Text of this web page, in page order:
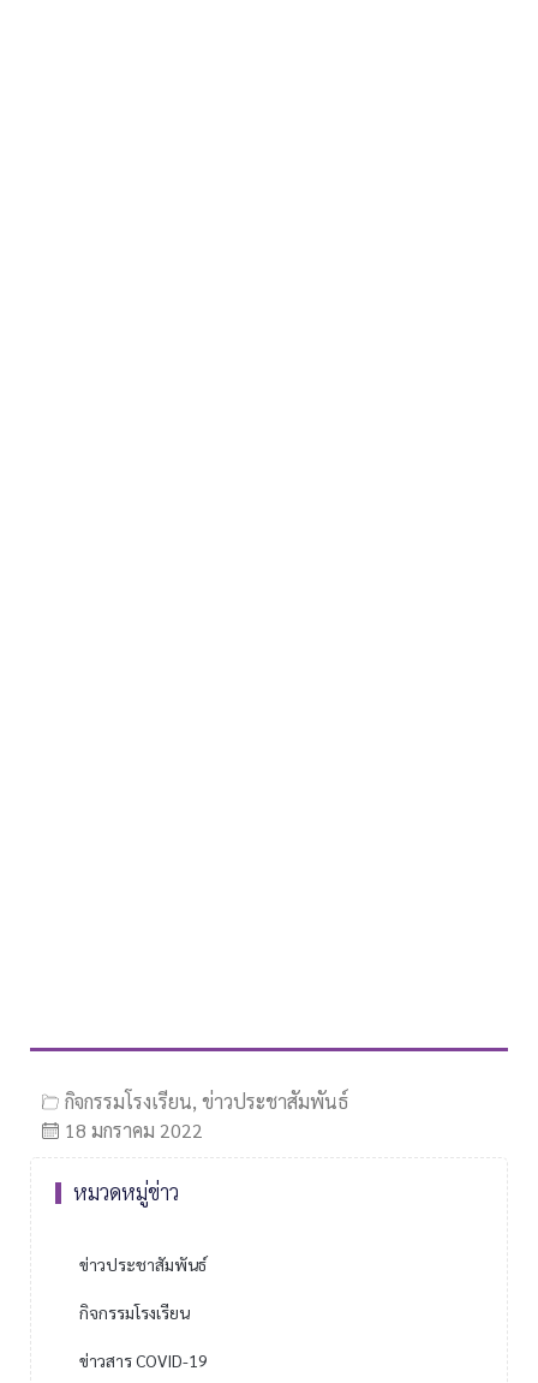
กิจกรรมโรงเรียน, ข่าวประชาสัมพันธ์
18 มกราคม 2022
หมวดหมู่ข่าว
ข่าวประชาสัมพันธ์
กิจกรรมโรงเรียน
ข่าวสาร COVID-19